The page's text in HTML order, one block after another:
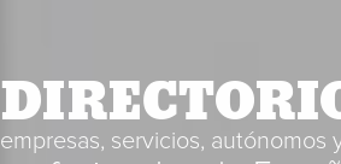
empresas, servicios, autónomos